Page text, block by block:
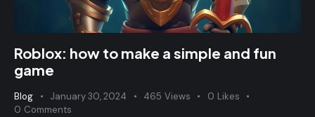
Roblox: how to make a simple and fun
game
Blog January 30, 2024 465 Views 0 Likes
0 Comments